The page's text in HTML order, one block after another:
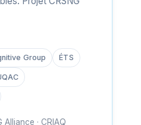
Group ÉTS
Alliance · CRIAQ